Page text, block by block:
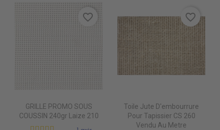
GRILLE PROMO SOUS
COUSSIN 240gr Laize 210
favorite_border
Toile Jute D'embourrure
Pour Tapissier CS 260
Vendu Au Metre
favorite_border